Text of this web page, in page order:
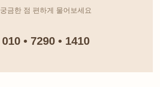
궁금한 점 편하게 물어보세요
010 • 7290 • 1410